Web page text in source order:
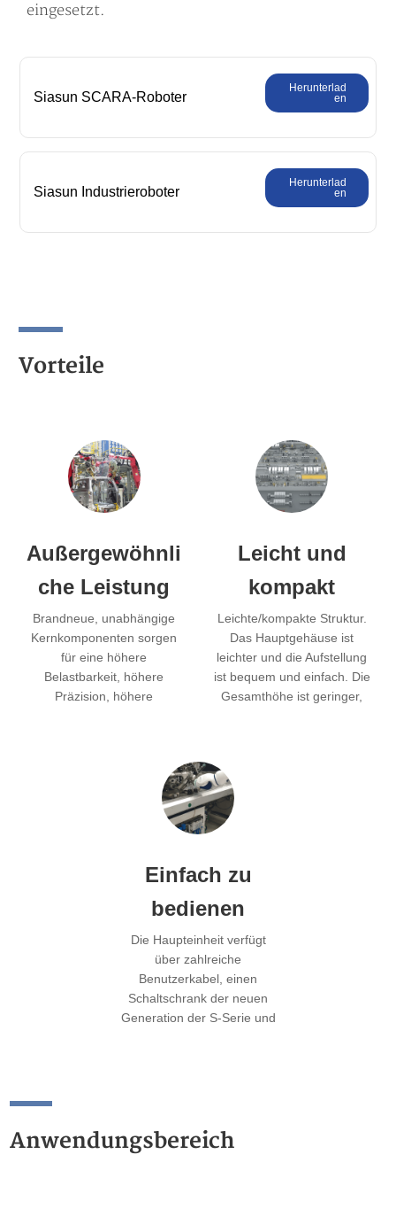
eingesetzt.
Siasun SCARA-Roboter
Herunterlad
en
Siasun Industrieroboter
Herunterlad
en
Vorteile
Außergewöhnli
che Leistung
Brandneue, unabhängige
Kernkomponenten sorgen
für eine höhere
Belastbarkeit, höhere
Präzision, höhere
Leicht und
kompakt
Leichte/kompakte Struktur.
Das Hauptgehäuse ist
leichter und die Aufstellung
ist bequem und einfach. Die
Gesamthöhe ist geringer,
Einfach zu
bedienen
Die Haupteinheit verfügt
über zahlreiche
Benutzerkabel, einen
Schaltschrank der neuen
Generation der S-Serie und
bei gleichbleibenden
Gesamtkosten der
Anwendungsbereich